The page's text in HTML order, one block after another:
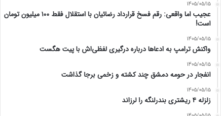
1405/05/15
عجیب اما واقعی: رقم فسخ قرارداد رضائیان با استقلال فقط ۱۰۰ میلیون تومان
است!
1405/05/15
واکنش ترامپ به ادعاها درباره درگیری لفظی‌اش با پیت هگست
1405/05/15
انفجار در حومه دمشق چند کشته و زخمی برجا گذاشت
1405/05/15
زلزله ۴ ریشتری بندرلنگه را لرزاند